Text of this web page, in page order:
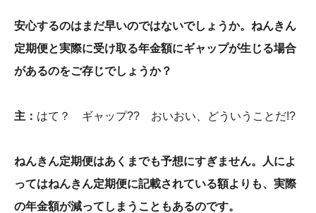
安心するのはまだ早いのではないでしょうか。ねんきん
定期便と実際に受け取る年金額にギャップが生じる場合
があるのをご存じでしょうか？
主： はて？ ギャップ?? おいおい、どういうことだ!?
ねんきん定期便はあくまでも予想にすぎません。人によ
ってはねんきん定期便に記載されている額よりも、実際
の年金額が減ってしまうこともあるのです。